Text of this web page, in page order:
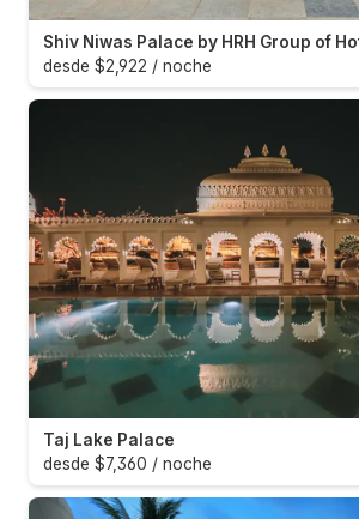
Shiv Niwas Palace by HRH Group of
desde $2,922 / noche
Taj Lake Palace
desde $7,360 / noche